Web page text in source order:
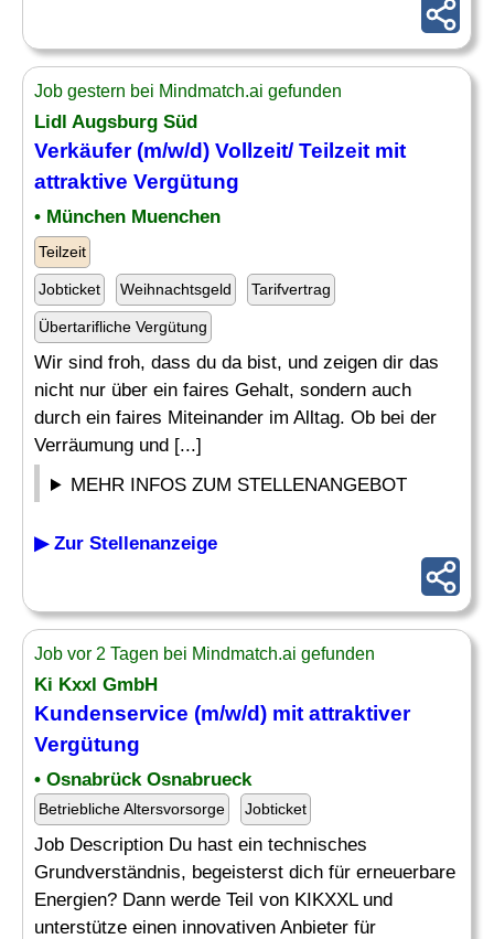
Job gestern bei Mindmatch.ai gefunden
Lidl Augsburg Süd
Verkäufer (m/w/d) Vollzeit/ Teilzeit mit
attraktive Vergütung
• München Muenchen
Teilzeit
Jobticket Weihnachtsgeld Tarifvertrag
Übertarifliche Vergütung
Wir sind froh, dass du da bist, und zeigen dir das
nicht nur über ein faires Gehalt, sondern auch
durch ein faires Miteinander im Alltag. Ob bei der
Verräumung und [...]
MEHR INFOS ZUM STELLENANGEBOT
▶ Zur Stellenanzeige
Job vor 2 Tagen bei Mindmatch.ai gefunden
Ki Kxxl GmbH
Kundenservice (m/w/d) mit attraktiver
Vergütung
• Osnabrück Osnabrueck
Betriebliche Altersvorsorge Jobticket
Job Description Du hast ein technisches
Grundverständnis, begeisterst dich für erneuerbare
Energien? Dann werde Teil von KIKXXL und
unterstütze einen innovativen Anbieter für